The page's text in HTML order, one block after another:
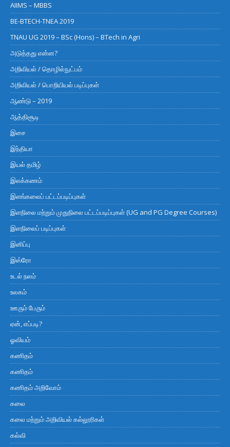
AIIMS – MBBS
BE-BTECH-TNEA 2019
TNAU UG 2019 – BSc (Hons) – BTech in Agri
அடுத்தது என்ன?
அறிவியல் / தொழில்நுட்பம்
அறிவியல் / பொறியியல் படிப்புகள்
ஆண்டு – 2019
ஆத்திசூடி
இசை
இந்தியா
இயல் தமிழ்
இலக்கணம்
இளங்கலைப் பட்டப்படிப்புகள்
இளநிலை மற்றும் முதுநிலை பட்டப்படிப்புகள் (UG and PG Degree Courses)
இளநிலைப் படிப்புகள்
இனிப்பு
இஸ்ரோ
உடல் நலம்
உலகம்
ஊரும் பேரும்
ஏன், எப்படி?
ஓவியம்
கணிதம்
கணிதம்
கணிதம் அறிவோம்
கலை
கலை மற்றும் அறிவியல் கல்லூரிகள்
கல்வி